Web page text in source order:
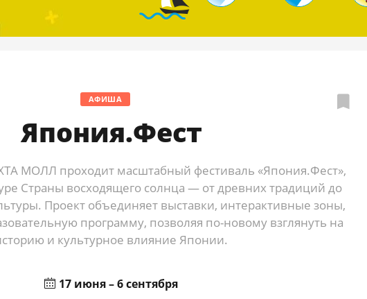
АФИША
Япония.Фест
МОЛЛ проходит масштабный фестиваль «Япония.Фест»,
Страны восходящего солнца — от древних традиций до
Проект объединяет выставки, интерактивные зоны,
программу, позволяя по-новому взглянуть на
и культурное влияние Японии.
17 июня – 6 сентября